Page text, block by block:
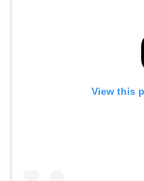
View this